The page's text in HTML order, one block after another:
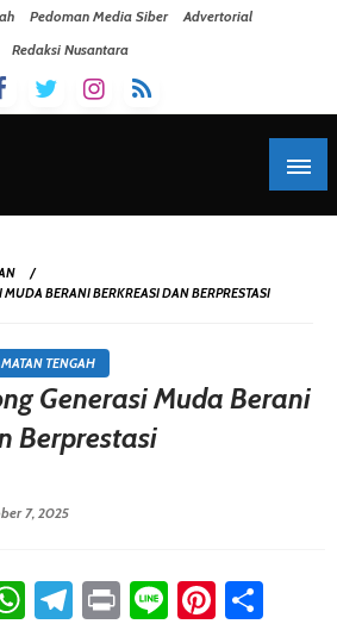
Pedoman Media Siber
Advertorial
Redaksi Nusantara
BERANI BERKREASI DAN BERPRESTASI
TENGAH
Generasi Muda Berani
Berprestasi
7, 2025
WhatsApp
Telegram
PrintLine